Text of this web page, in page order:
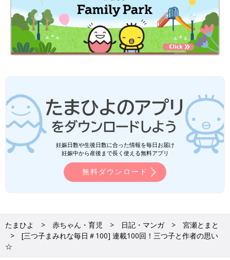
妊娠日数や生後日数に合った情報を毎日お届け
妊娠中から産後まで長く使える無料アプリ
無料ダウンロード
たまひよ 赤ちゃん・育児 日記・マンガ
宮瀬とまと
[三つ子まみれな毎日＃100] 連載100回！三つ子と作者の思い
☆